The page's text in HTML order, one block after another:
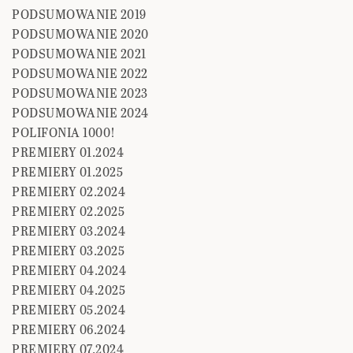
PODSUMOWANIE 2019
PODSUMOWANIE 2020
PODSUMOWANIE 2021
PODSUMOWANIE 2022
PODSUMOWANIE 2023
PODSUMOWANIE 2024
POLIFONIA 1000!
PREMIERY 01.2024
PREMIERY 01.2025
PREMIERY 02.2024
PREMIERY 02.2025
PREMIERY 03.2024
PREMIERY 03.2025
PREMIERY 04.2024
PREMIERY 04.2025
PREMIERY 05.2024
PREMIERY 06.2024
PREMIERY 07.2024